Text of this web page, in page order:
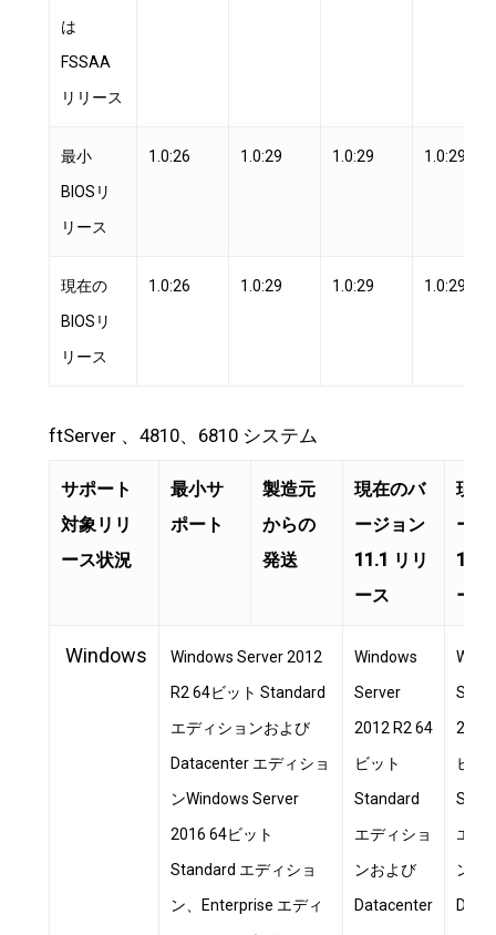
は
FSSAA
リリース
最小
BIOSリ
リース
1.0:26 1.0:29 1.0:29 1.0:29
現在の
BIOSリ
リース
1.0:26 1.0:29 1.0:29 1.0:29
ftServer 、4810、6810 システム
サポート
対象リリ
ース状況
最小サ
ポート
製造元
からの
発送
現在のバ
ージョン
11.1 リリ
ース
現在
ー
11.2
ース
Windows
Windows Server 2012
R2 64ビット Standard
エディションおよび
Datacenter エディショ
ンWindows Server
2016 64ビット
Standard エディショ
ン、Enterprise エディ
Windows
Server
2012 R2 64
ビット
Standard
エディショ
ンおよび
Datacenter
2012
ビッ
エデ
ンお